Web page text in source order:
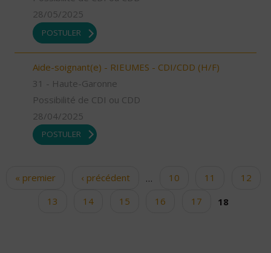
28/05/2025
POSTULER
Aide-soignant(e) - RIEUMES - CDI/CDD (H/F)
31 - Haute-Garonne
Possibilité de CDI ou CDD
28/04/2025
POSTULER
Pages
« premier ‹ précédent … 10 11
12
13
14 15 16 17 18